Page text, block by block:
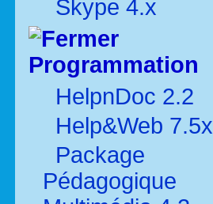
Skype 4.x
Programmation
HelpnDoc 2.2
Help&Web 7.5x
Package
Pédagogique